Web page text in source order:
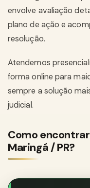
envolve avaliação
plano de ação e
resolução.
Atendemos
forma online para
sempre a solução
judicial.
Como
Maringá / PR?